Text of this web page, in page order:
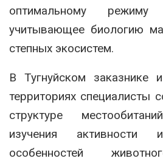
оптимальному
учитывающее биологию
степных экосистем.
В Тугнуйском заказнике
территориях специалисты
структуре
изучения активности
особенностей